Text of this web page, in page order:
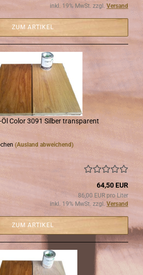
inkl. 19% MwSt. zzgl. Versand
ZUM ARTIKEL
Color 3091 Sil­ber trans­pa­rent
(Ausland abweichend)
64,50 EUR
86,00 EUR pro Liter
inkl. 19% MwSt. zzgl. Versand
ZUM ARTIKEL